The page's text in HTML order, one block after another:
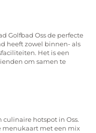
Golfbad Oss de perfecte
heeft zowel binnen- als
Het is een
om samen te
culinaire hotspot in Oss.
menukaart met een mix